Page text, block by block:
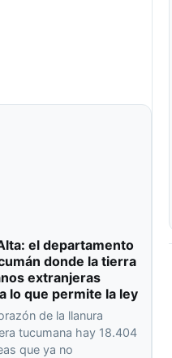
el departamento
donde la tierra
extranjeras
lo que permite la ley
de la llanura
tucumana hay 18.404
que ya no